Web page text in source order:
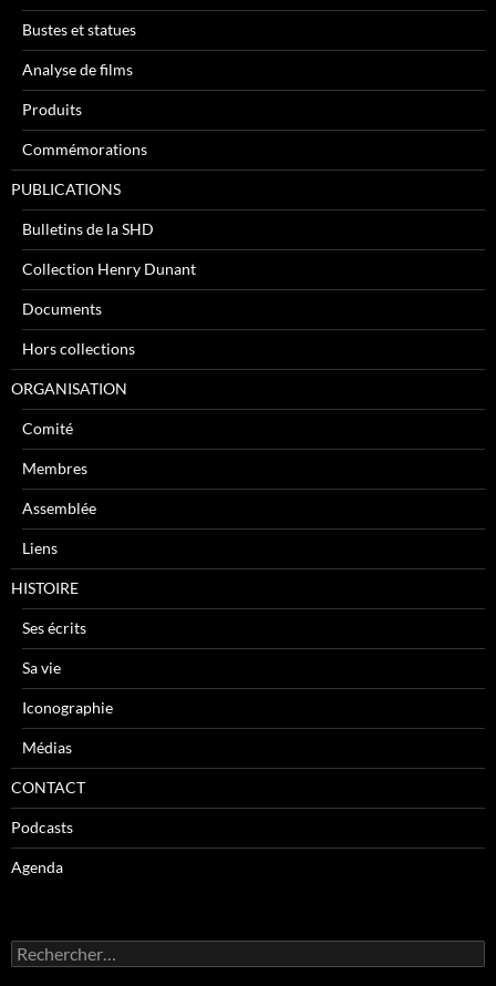
Bustes et statues
Analyse de films
Produits
Commémorations
PUBLICATIONS
Bulletins de la SHD
Collection Henry Dunant
Documents
Hors collections
ORGANISATION
Comité
Membres
Assemblée
Liens
HISTOIRE
Ses écrits
Sa vie
Iconographie
Médias
CONTACT
Podcasts
Agenda
R
e